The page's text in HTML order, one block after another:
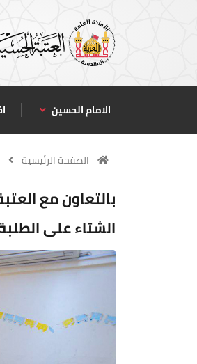
الامام الحسين
الصفحة الرئيسية
بالتعاون مع
الشتاء على